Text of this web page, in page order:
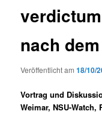
nach
Veröffentlicht am18/10/
Vortrag und
Weimar, NSU-